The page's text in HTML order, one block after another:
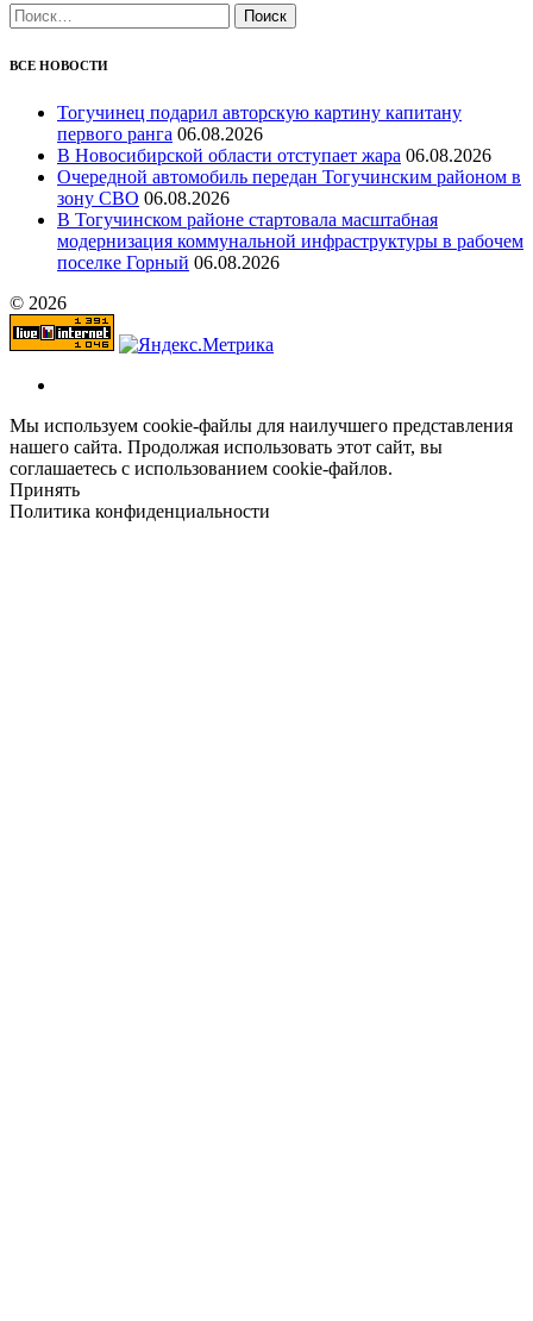
Найти:
ВСЕ НОВОСТИ
Тогучинец подарил авторскую картину капитану
первого ранга 06.08.2026
В Новосибирской области отступает жара 06.08.2026
Очередной автомобиль передан Тогучинским районом в
зону СВО 06.08.2026
В Тогучинском районе стартовала масштабная
модернизация коммунальной инфраструктуры в рабочем
поселке Горный 06.08.2026
© 2026
Мы используем cookie-файлы для наилучшего представления
нашего сайта. Продолжая использовать этот сайт, вы
соглашаетесь с использованием cookie-файлов.
Принять
Политика конфиденциальности